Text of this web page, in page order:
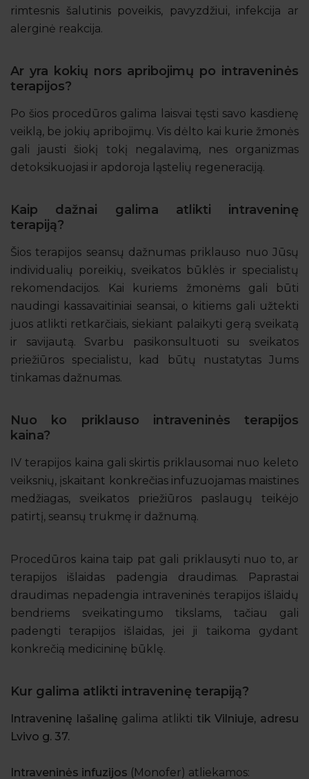
rimtesnis šalutinis poveikis, pavyzdžiui, infekcija ar
alerginė reakcija.
Ar yra kokių nors apribojimų po intraveninės
terapijos?
Po šios procedūros galima laisvai tęsti savo kasdienę
veiklą, be jokių apribojimų. Vis dėlto kai kurie žmonės
gali jausti šiokį tokį negalavimą, nes organizmas
detoksikuojasi ir apdoroja ląstelių regeneraciją.
Kaip dažnai galima atlikti intraveninę
terapiją?
Šios terapijos seansų dažnumas priklauso nuo Jūsų
individualių poreikių, sveikatos būklės ir specialistų
rekomendacijos. Kai kuriems žmonėms gali būti
naudingi kassavaitiniai seansai, o kitiems gali užtekti
juos atlikti retkarčiais, siekiant palaikyti gerą sveikatą
ir savijautą. Svarbu pasikonsultuoti su sveikatos
priežiūros specialistu, kad būtų nustatytas Jums
tinkamas dažnumas.
Nuo ko priklauso intraveninės terapijos
kaina?
IV terapijos kaina gali skirtis priklausomai nuo keleto
veiksnių, įskaitant konkrečias infuzuojamas maistines
medžiagas, sveikatos priežiūros paslaugų teikėjo
patirtį, seansų trukmę ir dažnumą.
Procedūros kaina taip pat gali priklausyti nuo to, ar
terapijos išlaidas padengia draudimas. Paprastai
draudimas nepadengia intraveninės terapijos išlaidų
bendriems sveikatingumo tikslams, tačiau gali
padengti terapijos išlaidas, jei ji taikoma gydant
konkrečią medicininę būklę.
Kur galima atlikti intraveninę terapiją?
Intraveninę lašalinę galima atlikti tik Vilniuje, adresu
Lvivo g. 37.
Intraveninės infuzijos (Monofer) atliekamos: